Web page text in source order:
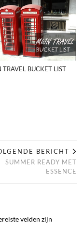
TRAVEL BUCKET LIST
BERICHT
SUMMER READY MET
ESSENCE
velden zijn